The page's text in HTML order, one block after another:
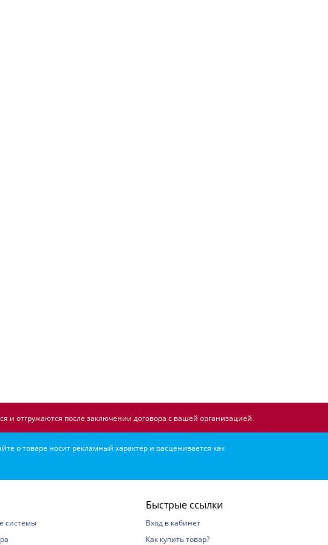
отгружаются после заключении договора с вашей организацией.
о товаре носит рекламный характер и расценивается как
системы
Быстрые ссылки
Вход в кабинет
Как купить товар?